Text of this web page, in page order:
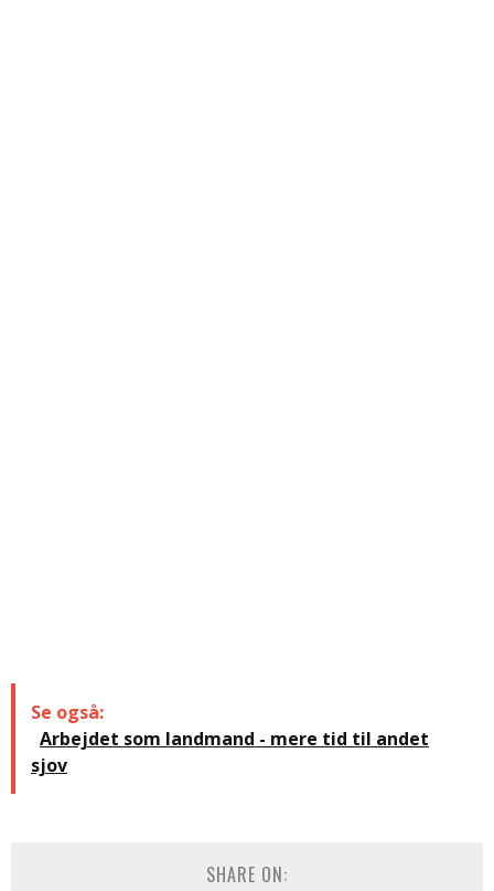
Se også:
Arbejdet som landmand - mere tid til andet
sjov
SHARE ON: